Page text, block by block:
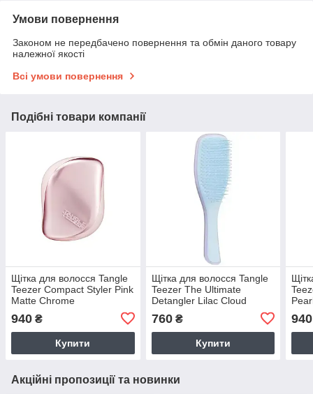
Умови повернення
Законом не передбачено повернення та обмін даного товару
належної якості
Всі умови повернення
Подібні товари компанії
Щітка для волосся Tangle
Teezer Compact Styler Pink
Matte Chrome
940 ₴
Купити
Щітка для волосся Tangle
Teezer The Ultimate
Detangler Lilac Cloud
760₴
Купити
940
Акційні пропозиції та новинки